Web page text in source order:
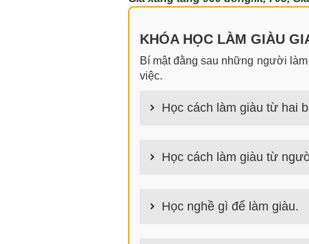
KHÓA HỌC LÀM GIÀU
Bí mật đằng sau những người
việc.
Học cách làm giàu từ hai
Học cách làm giàu từ
tích cách người giàu làm giàu
Học nghề gì để làm giàu.